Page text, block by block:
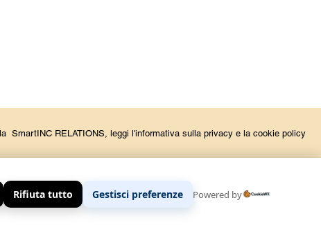
SmartINC RELATIONS, leggi l'informativa sulla privacy e la cookie policy
Rifiuta tutto Gestisci preferenze Powered by